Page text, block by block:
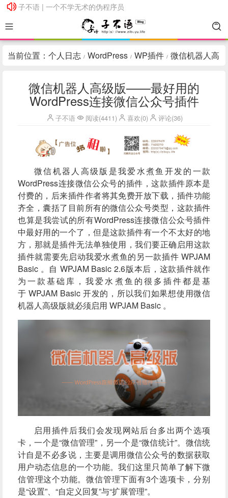
子不语 | 一个不学无术的伪程序员
子不语 | 一个不学无术的伪程序员
当前位置： 个人日志 / WordPress / WP插件 / 微信机器人高
微信机器人高级版——最好用的
WordPress连接微信公众号插件
子不语 阅读(4411) 喜欢(0) 评论(36)
微信机器人高级版是我爱水煮鱼开发的一款
WordPress连接微信公众号的插件，这款插件原本是
付费的，后来插件作者将其免费开放下载，插件功能
齐全，囊括了目前所有的微信公众号类型，这款插件
也算是我尝试的所有WordPress连接微信公众号插件
中最好用的一个了，但是这款插件有一个不太好的地
方，那就是插件无法单独使用，我们要正确启用这款
插件就需要先启动我爱水煮鱼的另一款插件 WPJAM
Basic 。自 WPJAM Basic 2.6版本后，这款插件就作
为一款基础库，我爱水煮鱼的很多插件都是基
于 WPJAM Basic 开发的，所以我们如果想使用微信
机器人高级版就必须启用 WPJAM Basic 。
启用插件后我们会发现网站后台多出两个选项
卡，一个是“微信管理”，另一个是“微信统计”。微信统
计自是不必多说，主要是调用微信公众号的数据获取
用户动态信息的一个功能。我们这里只简单了解下微
信管理这个功能。微信管理下面有3个选项卡，分别
是“设置”、“自定义回复”与“扩展管理”。